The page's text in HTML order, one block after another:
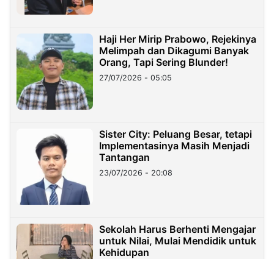
Haji Her Mirip Prabowo, Rejekinya
Melimpah dan Dikagumi Banyak
Orang, Tapi Sering Blunder!
27/07/2026 - 05:05
Sister City: Peluang Besar, tetapi
Implementasinya Masih Menjadi
Tantangan
23/07/2026 - 20:08
Sekolah Harus Berhenti Mengajar
untuk Nilai, Mulai Mendidik untuk
Kehidupan